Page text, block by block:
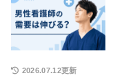
2026.07.12更新